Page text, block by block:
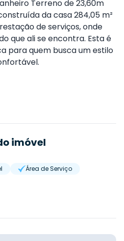
Terreno de 23,60m
da casa 284,05 m²
de serviços, onde
que ali se encontra. Esta é
para quem busca um estilo
imóvel
Área de Serviço